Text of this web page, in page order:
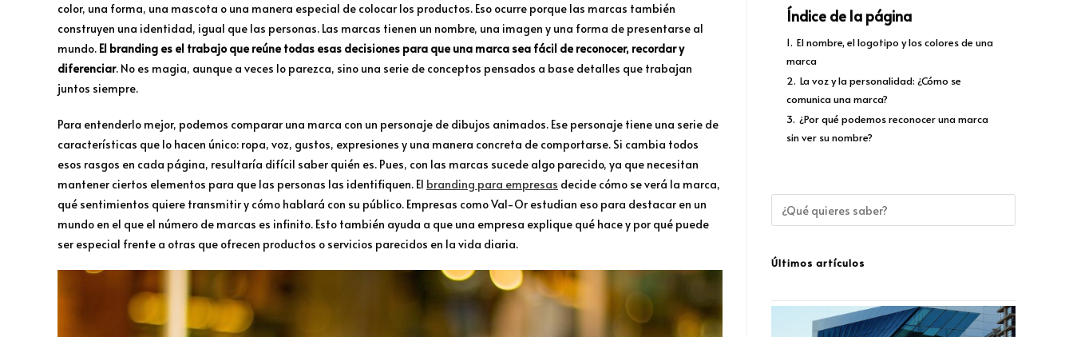
color, una forma, una mascota o una manera especial de colocar los productos. Eso ocurre porque las marcas también
construyen una identidad, igual que las personas. Las marcas tienen un nombre, una imagen y una forma de presentarse al
mundo. El branding es el trabajo que reúne todas esas decisiones para que una marca sea fácil de reconocer, recordar y
diferenciar. No es magia, aunque a veces lo parezca, sino una serie de conceptos pensados a base detalles que trabajan
juntos siempre.
Para entenderlo mejor, podemos comparar una marca con un personaje de dibujos animados. Ese personaje tiene una serie de
características que lo hacen único: ropa, voz, gustos, expresiones y una manera concreta de comportarse. Si cambia todos
esos rasgos en cada página, resultaría difícil saber quién es. Pues, con las marcas sucede algo parecido, ya que necesitan
mantener ciertos elementos para que las personas las identifiquen. El branding para empresas decide cómo se verá la marca,
qué sentimientos quiere transmitir y cómo hablará con su público. Empresas como Val-Or estudian eso para destacar en un
mundo en el que el número de marcas es infinito. Esto también ayuda a que una empresa explique qué hace y por qué puede
ser especial frente a otras que ofrecen productos o servicios parecidos en la vida diaria.
Índice de la página
1. El nombre, el logotipo y los colores de una
marca
2. La voz y la personalidad: ¿Cómo se
comunica una marca?
3. ¿Por qué podemos reconocer una marca
sin ver su nombre?
Últimos artículos